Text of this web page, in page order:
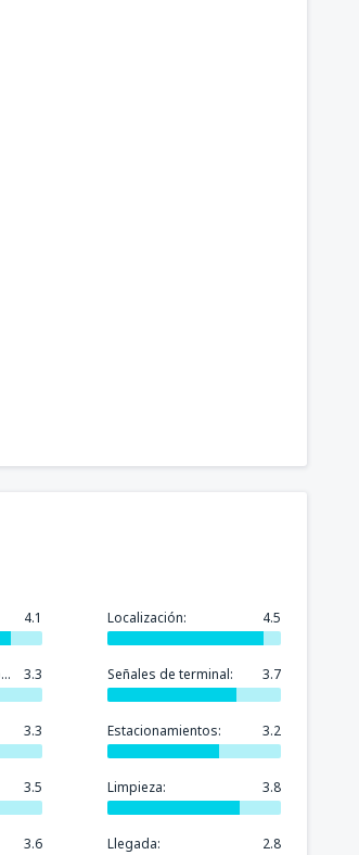
4.1 Localización: 4.5
Sala de espera cómoda: 3.3 Señales de terminal: 3.7
3.3 Estacionamientos: 3.2
3.5 Limpieza: 3.8
3.6 Llegada: 2.8